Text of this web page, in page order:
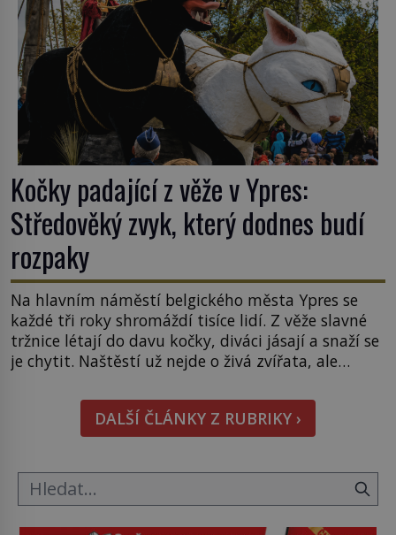
Kočky padající z věže v Ypres:
Středověký zvyk, který dodnes budí
rozpaky
Na hlavním náměstí belgického města Ypres se
každé tři roky shromáždí tisíce lidí. Z věže slavné
tržnice létají do davu kočky, diváci jásají a snaží se
je chytit. Naštěstí už nejde o živá zvířata, ale
Tato veselá podívaná připomíná jeden z
nejpodivnějších a zároveň nejkrutějších zvyků […]
DALŠÍ ČLÁNKY Z RUBRIKY ›